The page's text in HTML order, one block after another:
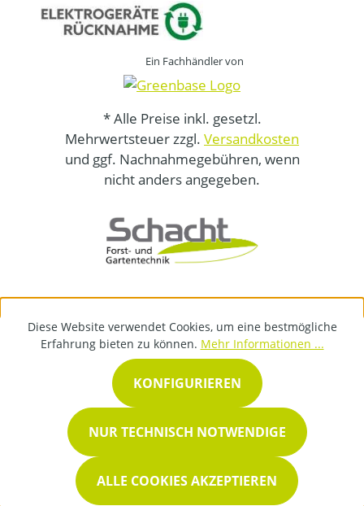
Ein Fachhändler von
* Alle Preise inkl. gesetzl.
Mehrwertsteuer zzgl. Versandkosten
und ggf. Nachnahmegebühren, wenn
nicht anders angegeben.
Diese Website verwendet Cookies, um eine bestmögliche
Erfahrung bieten zu können. Mehr Informationen ...
NUR TECHNISCH NOTWENDIGE
KONFIGURIEREN
ALLE COOKIES AKZEPTIEREN